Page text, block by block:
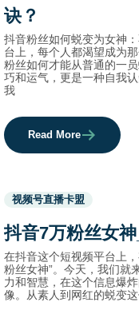
诀？
抖音粉丝如何蜕变为女神
台上，每个人都渴望成为
粉丝如何才能从普通的一
巧和运气，更是一种自我
我
Read More
Used
before
category
names.
视频号直播卡盟
抖音7万粉丝女
在抖音这个短视频平台上
粉丝女神”。今天，我们就
力和智慧，在这个信息爆
像。从素人到网红的蜕变